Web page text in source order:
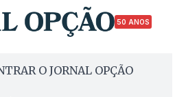
50 ANOS
O JORNAL OPÇÃO